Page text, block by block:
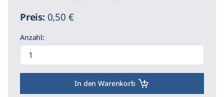
Preis:0,50 €
Anzahl:
In den Warenkorb